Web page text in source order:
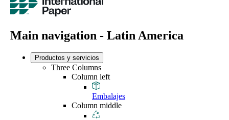
Main navigation - Latin America
Productos y servicios
Three Columns
Column left
Embalajes
Column middle